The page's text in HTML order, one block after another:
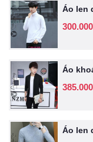
Áo len
Áo
Áo len